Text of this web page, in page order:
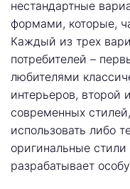
нестандартные
формами, которые,
Каждый из трех
потребителей –
любителями
интерьеров, второй
современных
использовать либо
оригинальные стили
разрабатывает